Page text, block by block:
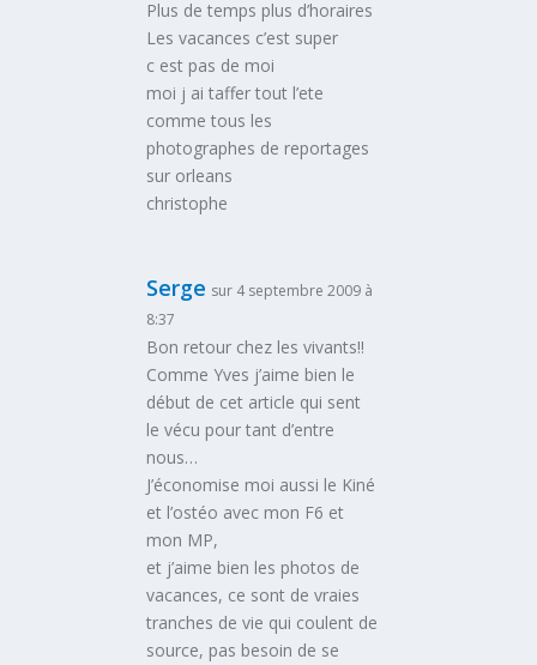
Plus de temps plus d’horaires
Les vacances c’est super
c est pas de moi
moi j ai taffer tout l’ete
comme tous les
photographes de reportages
sur orleans
christophe
Serge sur 4 septembre 2009 à
8:37
Bon retour chez les vivants!!
Comme Yves j’aime bien le
début de cet article qui sent
le vécu pour tant d’entre
nous…
J’économise moi aussi le Kiné
et l’ostéo avec mon F6 et
mon MP,
et j’aime bien les photos de
vacances, ce sont de vraies
tranches de vie qui coulent de
source, pas besoin de se